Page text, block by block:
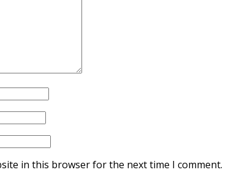
in this browser for the next time I comment.